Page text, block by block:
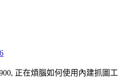
正在煩腦如何使用內建抓圖工